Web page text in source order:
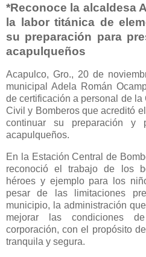
*Reconoce la alcaldesa
la labor titánica de
su preparación para
acapulqueños
Acapulco, Gro., 20 de
municipal Adela Román
de certificación a personal de
Civil y Bomberos que acreditó
continuar su preparación
acapulqueños.
En la Estación Central de
reconoció el trabajo de los
héroes y ejemplo para los
pesar de las limitaciones
municipio, la administración
mejorar las condiciones
corporación, con el propósito
tranquila y segura.